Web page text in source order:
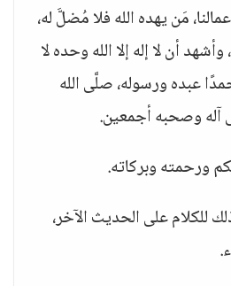
مَن يهده الله فلا مُضلَّ له،
أن لا إله إلا الله وحده لا
عبده ورسوله، صلَّى الله
آله وصحبه أجمعين.
ورحمته وبركاته.
للكلام على الحديث الآخر،